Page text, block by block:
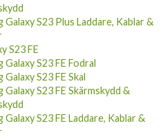
Galaxy S23 Plus Laddare, Kablar &
S23 FE
Galaxy S23 FE Fodral
Galaxy S23 FE Skal
Galaxy S23 FE Skärmskydd &
Galaxy S23 FE Laddare, Kablar &